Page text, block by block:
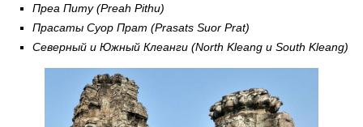
Преа Питу (Preah Pithu)
Прасаты Суор Прат (Prasats Suor Prat)
Северный и Южный Клеанги (North Kleang и South Kleang)